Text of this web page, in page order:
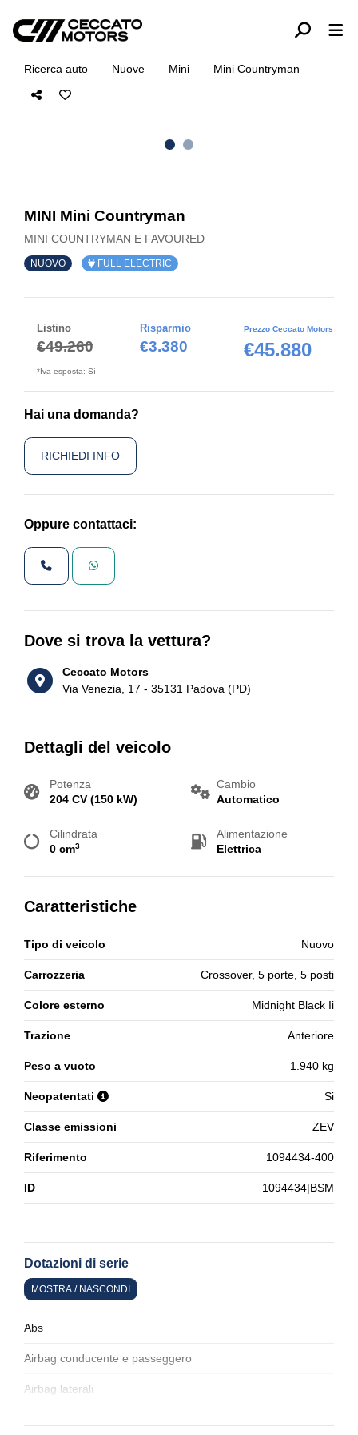
Ricerca auto Nuove Mini Mini Countryman
MINI Mini Countryman
MINI COUNTRYMAN E FAVOURED
NUOVO FULL ELECTRIC
Listino
€49.260
Risparmio
€3.380
Prezzo Ceccato Motors
€45.880
*Iva esposta: Sì
Hai una domanda?
RICHIEDI INFO
Oppure contattaci:
Dove si trova la vettura?
Ceccato Motors
Via Venezia, 17 - 35131 Padova (PD)
Dettagli del veicolo
Potenza
204 CV (150 kW)
Cambio
Automatico
Cilindrata
0 cm3
Alimentazione
Elettrica
Caratteristiche
Tipo di veicolo Nuovo
Carrozzeria Crossover, 5 porte, 5 posti
Colore esterno Midnight Black Ii
Trazione Anteriore
Peso a vuoto 1.940 kg
Neopatentati Si
Classe emissioni ZEV
Riferimento 1094434-400
ID 1094434|BSM
Dotazioni di serie
MOSTRA / NASCONDI
Abs
Airbag conducente e passeggero
Airbag laterali